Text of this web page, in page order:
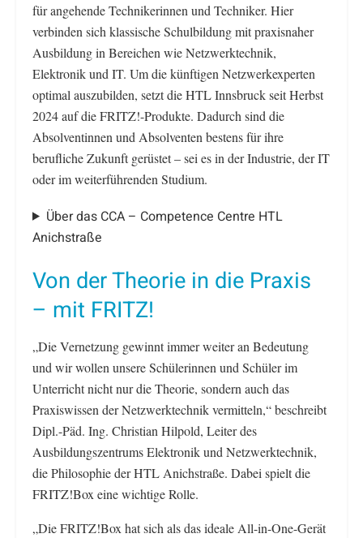
für angehende Technikerinnen und Techniker. Hier
verbinden sich klassische Schulbildung mit praxisnaher
Ausbildung in Bereichen wie Netzwerktechnik,
Elektronik und IT. Um die künftigen Netzwerkexperten
optimal auszubilden, setzt die HTL Innsbruck seit Herbst
2024 auf die FRITZ!-Produkte. Dadurch sind die
Absolventinnen und Absolventen bestens für ihre
berufliche Zukunft gerüstet – sei es in der Industrie, der IT
oder im weiterführenden Studium.
Über das CCA – Competence Centre HTL
Anichstraße
Von der Theorie in die Praxis
– mit FRITZ!
„Die Vernetzung gewinnt immer weiter an Bedeutung
und wir wollen unsere Schülerinnen und Schüler im
Unterricht nicht nur die Theorie, sondern auch das
Praxiswissen der Netzwerktechnik vermitteln,“ beschreibt
Dipl.-Päd. Ing. Christian Hilpold, Leiter des
Ausbildungszentrums Elektronik und Netzwerktechnik,
die Philosophie der HTL Anichstraße. Dabei spielt die
FRITZ!Box eine wichtige Rolle.
„Die FRITZ!Box hat sich als das ideale All-in-One-Gerät